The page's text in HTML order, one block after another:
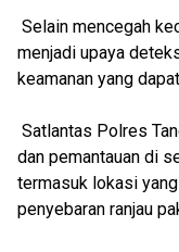
Selain mencegah
menjadi upaya
keamanan yang
Satlantas Polres
dan pemantauan di
termasuk lokasi
penyebaran ranjau